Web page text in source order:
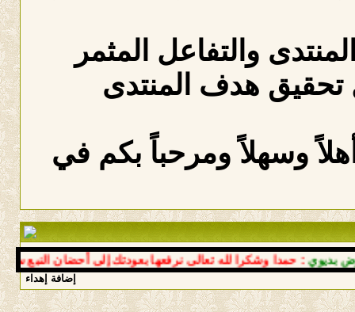
والتفاعل المثمر
هدف المنتدى
وسهلاً ومرحباً بكم في
: حمدا وشكرا لله تعالى نرفعها بعودتك إلى أحضان النبع
إضافة إهداء